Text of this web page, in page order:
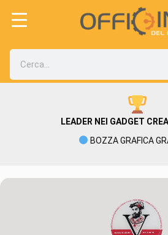
LEADER NEI GADGET
BOZZA GRAFICA